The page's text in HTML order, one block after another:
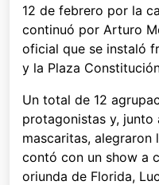
12 de febrero por la
continuó por Arturo
oficial que se instaló
y la Plaza
Un total de 12
protagonistas y, junto
mascaritas, alegraron
contó con un show a
oriunda de Florida,